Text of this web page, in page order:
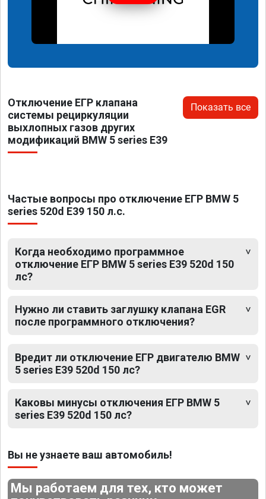
Отключение ЕГР клапана
системы рециркуляции
выхлопных газов других
модификаций BMW 5 series E39
Показать все
Частые вопросы про отключение ЕГР BMW 5
series 520d E39 150 л.с.
Когда необходимо программное
отключение ЕГР BMW 5 series E39 520d 150
лс?
Нужно ли ставить заглушку клапана EGR
после программного отключения?
Вредит ли отключение ЕГР двигателю BMW
5 series E39 520d 150 лс?
Каковы минусы отключения ЕГР BMW 5
series E39 520d 150 лс?
Вы не узнаете ваш автомобиль!
Мы работаем для тех, кто может